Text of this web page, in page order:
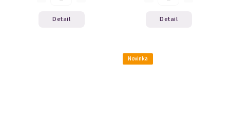
Detail Detail
Novinka